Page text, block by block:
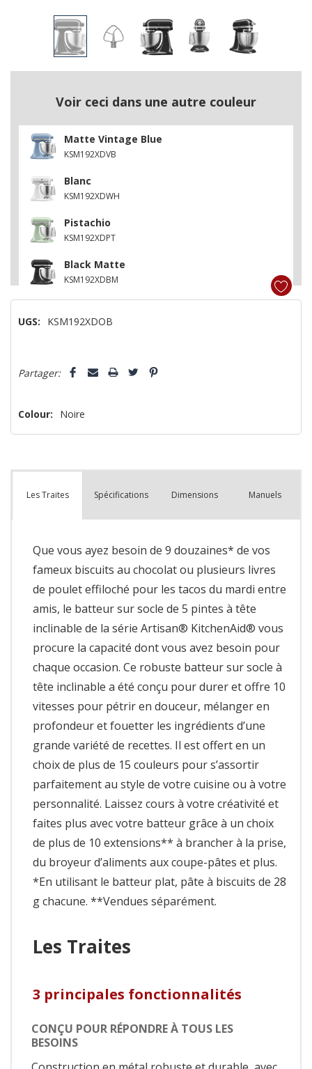
Voir ceci dans une autre couleur
Matte Vintage Blue
KSM192XDVB
Blanc
KSM192XDWH
Pistachio
KSM192XDPT
Black Matte
KSM192XDBM
KSM192XDBK
UGS: KSM192XDOB
vous!
n’en
reste
que
Partager:
Colour: Noire
Les Traites Spécifications Dimensions Manuels
Que vous ayez besoin de 9 douzaines* de vos
fameux biscuits au chocolat ou plusieurs livres
de poulet effiloché pour les tacos du mardi entre
amis, le batteur sur socle de 5 pintes à tête
inclinable de la série Artisan® KitchenAid® vous
procure la capacité dont vous avez besoin pour
chaque occasion. Ce robuste batteur sur socle à
tête inclinable a été conçu pour durer et offre 10
vitesses pour pétrir en douceur, mélanger en
profondeur et fouetter les ingrédients d’une
grande variété de recettes. Il est offert en un
choix de plus de 15 couleurs pour s’assortir
parfaitement au style de votre cuisine ou à votre
personnalité. Laissez cours à votre créativité et
faites plus avec votre batteur grâce à un choix
de plus de 10 extensions** à brancher à la prise,
du broyeur d’aliments aux coupe-pâtes et plus.
*En utilisant le batteur plat, pâte à biscuits de 28
g chacune. **Vendues séparément.
Les Traites
3 principales fonctionnalités
CONÇU POUR RÉPONDRE À TOUS LES
BESOINS